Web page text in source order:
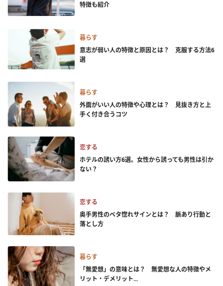
特徴も紹介
暮らす
意志が弱い人の特徴と原因とは？ 克服する方法6
選
暮らす
外面がいい人の特徴や心理とは？ 見抜き方と上
手く付き合うコツ
恋する
ホテルの誘い方6選。女性から誘っても男性は引か
ない？
恋する
奥手男性のベタ惚れサインとは？ 脈あり行動と
落とし方
暮らす
「無愛想」の意味とは？ 無愛想な人の特徴やメ
リット・デメリット...